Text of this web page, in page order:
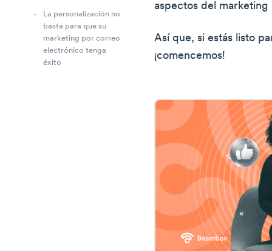
La personalización no
basta para que su
marketing por correo
electrónico tenga
éxito
aspectos del
Así que, si estás listo
¡comencemos!